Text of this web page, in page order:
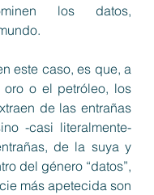
los datos,
este caso, es que, a
oro o el petróleo, los
de las entrañas
-casi literalmente-
de la suya y
del género “datos”,
más apetecida son